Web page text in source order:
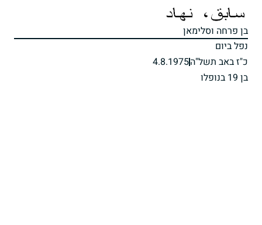
בן פרחה וסלימאן
נפל ביום
כ"ז באב תשל"ה4.8.1975
בן 19 בנופלו